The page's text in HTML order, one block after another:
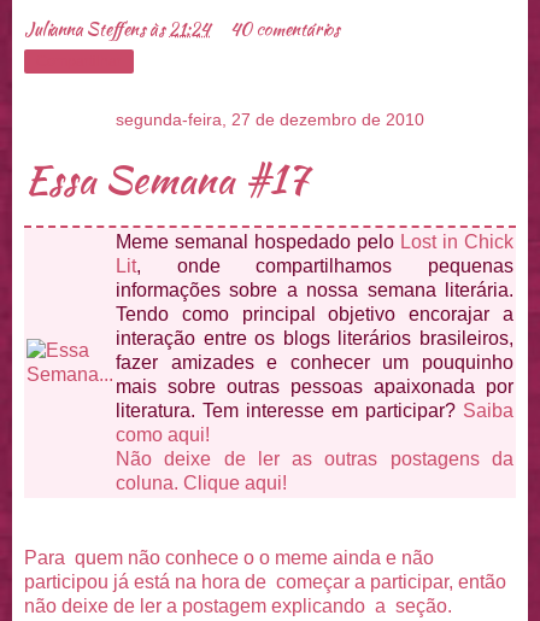
Julianna Steffensàs21:24 40 comentários
segunda-feira, 27 de dezembro de 2010
Essa Semana #17
Meme semanal hospedado pelo Lost in Chick
Lit, onde compartilhamos pequenas
informações sobre a nossa semana literária.
Tendo como principal objetivo encorajar a
interação entre os blogs literários brasileiros,
fazer amizades e conhecer um pouquinho
mais sobre outras pessoas apaixonada por
literatura. Tem interesse em participar? Saiba
como aqui!
Não deixe de ler as outras postagens da
coluna. Clique aqui!
Para quem não conhece o o meme ainda e não
participou já está na hora de começar a participar, então
não deixe de ler a postagem explicando a seção.